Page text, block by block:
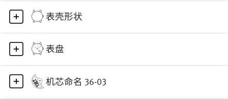
表壳形状
表盘
机芯命名 36-03